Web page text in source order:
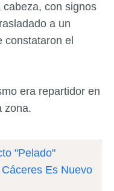
con signos
a un
constataron el
era repartidor en
zona.
"Pelado"
Es Nuevo